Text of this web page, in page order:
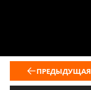
ПРЕДЫДУЩАЯ